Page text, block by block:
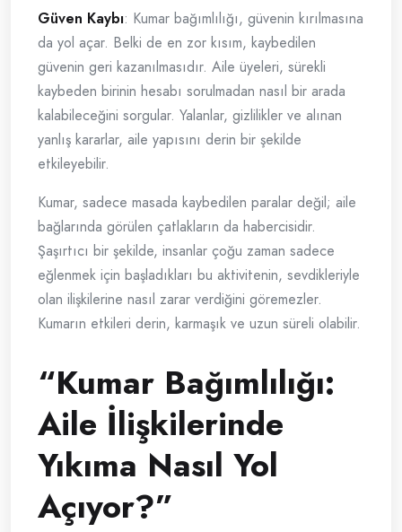
Güven Kaybı: Kumar bağımlılığı, güvenin kırılmasına
da yol açar. Belki de en zor kısım, kaybedilen
güvenin geri kazanılmasıdır. Aile üyeleri, sürekli
kaybeden birinin hesabı sorulmadan nasıl bir arada
kalabileceğini sorgular. Yalanlar, gizlilikler ve alınan
yanlış kararlar, aile yapısını derin bir şekilde
etkileyebilir.
Kumar, sadece masada kaybedilen paralar değil; aile
bağlarında görülen çatlakların da habercisidir.
Şaşırtıcı bir şekilde, insanlar çoğu zaman sadece
eğlenmek için başladıkları bu aktivitenin, sevdikleriyle
olan ilişkilerine nasıl zarar verdiğini göremezler.
Kumarın etkileri derin, karmaşık ve uzun süreli olabilir.
“Kumar Bağımlılığı:
Aile İlişkilerinde
Yıkıma Nasıl Yol
Açıyor?”